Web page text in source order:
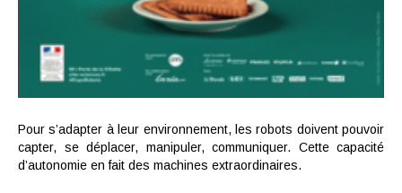
Pour s’adapter à leur environnement, les robots doivent pouvoir
capter, se déplacer, manipuler, communiquer. Cette capacité
d’autonomie en fait des machines extraordinaires.